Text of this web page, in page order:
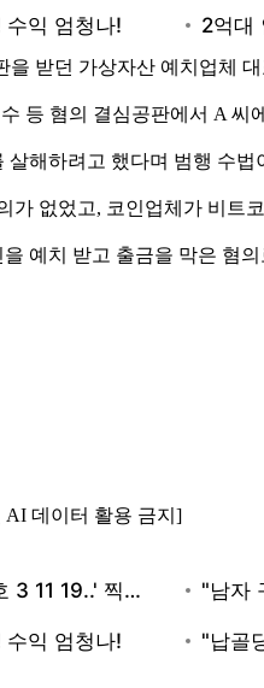
받던 가상자산 예치업체
등 혐의 결심공판에서 A 씨
해하려고 했다며 범행 수
가 없었고, 코인업체가 비트
예치 받고 출금을 막은 혐
AI 데이터 활용 금지]